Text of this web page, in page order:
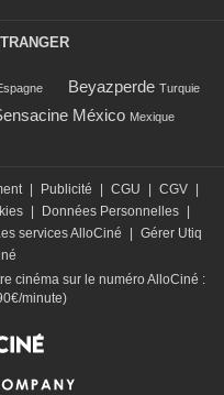
Beyazperde Turquie
México Mexique
Publicité CGU CGV
Données Personnelles
services AlloCiné
Gérer Utiq
cinéma sur le numéro AlloCiné :
minute)